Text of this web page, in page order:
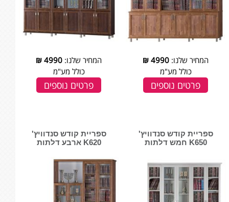
המחיר שלנו: 4990
₪
כולל מע"מ
פרטים נוספים
המחיר שלנו: 4990
₪
כולל מע"מ
פרטים נוספים
ספריית קודש סנדוויץ'
K650 חמש דלתות
ספריית קודש סנדוויץ'
K620 ארבע דלתות